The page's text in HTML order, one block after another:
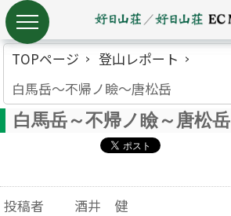
TOPページ
登山レポート
白馬岳～不帰ノ瞼～唐松岳
白馬岳～不帰ノ瞼～唐松岳
投稿者
酒井 健